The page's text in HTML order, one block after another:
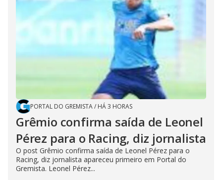
PORTAL DO GREMISTA/ HÁ 3 HORAS
Grêmio confirma saída de Leonel
Pérez para o Racing, diz jornalista
O post Grêmio confirma saída de Leonel Pérez para o
Racing, diz jornalista apareceu primeiro em Portal do
Gremista. Leonel Pérez...